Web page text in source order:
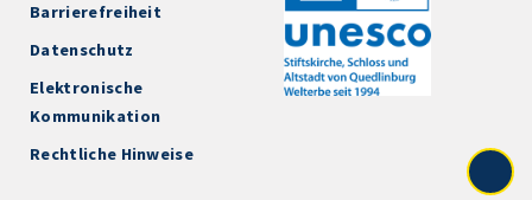
Barrierefreiheit
Datenschutz
Elektronische
Kommunikation
Rechtliche Hinweise